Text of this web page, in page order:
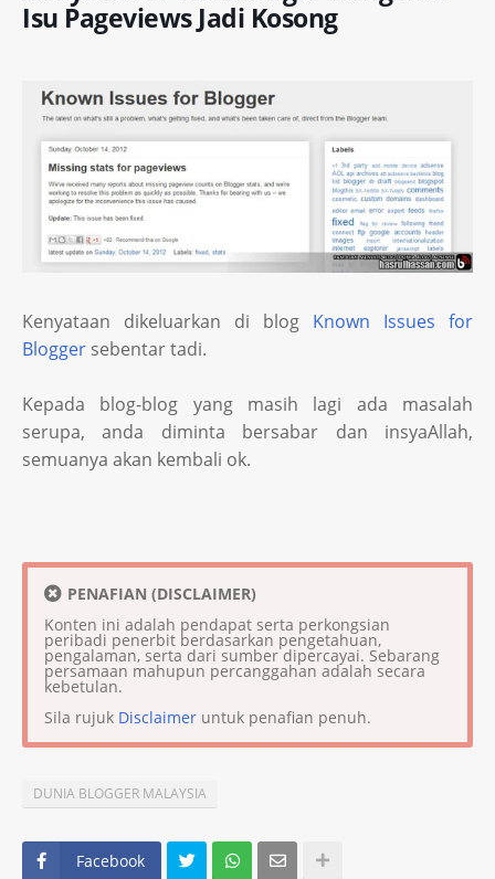
Isu Pageviews Jadi Kosong
Kenyataan dikeluarkan di blog Known Issues for
Blogger sebentar tadi.
Kepada blog-blog yang masih lagi ada masalah
serupa, anda diminta bersabar dan insyaAllah,
semuanya akan kembali ok.
PENAFIAN (DISCLAIMER)
Konten ini adalah pendapat serta perkongsian
peribadi penerbit berdasarkan pengetahuan,
pengalaman, serta dari sumber dipercayai. Sebarang
persamaan mahupun percanggahan adalah secara
kebetulan.
Sila rujuk Disclaimer untuk penafian penuh.
DUNIA BLOGGER MALAYSIA
Facebook